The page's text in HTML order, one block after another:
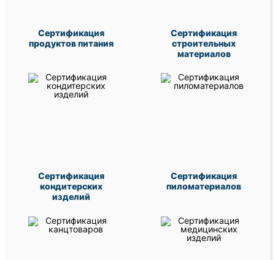
Сертификация
продуктов питания
Сертификация
строительных
материалов
Сертификация
кондитерских
изделий
Сертификация
пиломатериалов